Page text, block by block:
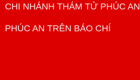
CHI NHÁNH THÁM TỬ PHÚC AN
PHÚC AN TRÊN BÁO CHÍ